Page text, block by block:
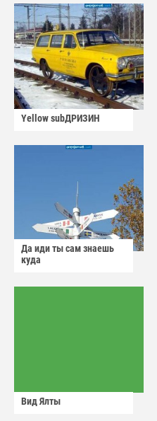
Yellow subДРИЗИН
Да иди ты сам знаешь
куда
Вид Ялты